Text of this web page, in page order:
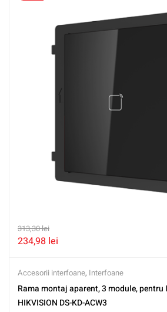
313,30lei
234,98 lei
Accesorii interfoane, Interfoane
Rama montaj aparent, 3 module,
HIKVISION DS-KD-ACW3